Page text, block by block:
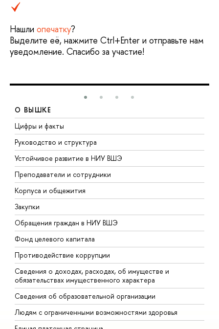
Нашли опечатку?
Выделите её, нажмите Ctrl+Enter и отправьте нам
уведомление. Спасибо за участие!
О ВЫШКЕ
Цифры и факты
Руководство и структура
Устойчивое развитие в НИУ ВШЭ
Преподаватели и сотрудники
Корпуса и общежития
Закупки
Обращения граждан в НИУ ВШЭ
Фонд целевого капитала
Противодействие коррупции
Сведения о доходах, расходах, об имуществе и
обязательствах имущественного характера
Сведения об образовательной организации
Людям с ограниченными возможностями здоровья